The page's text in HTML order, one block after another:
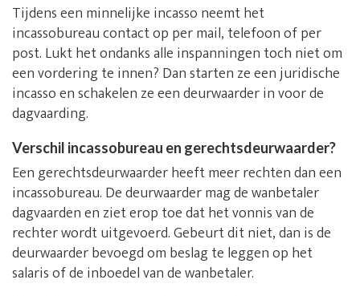
Tijdens een minnelijke incasso neemt het
incassobureau contact op per mail, telefoon of per
post. Lukt het ondanks alle inspanningen toch niet om
een vordering te innen? Dan starten ze een juridische
incasso en schakelen ze een deurwaarder in voor de
dagvaarding.
Verschil incassobureau en gerechtsdeurwaarder?
Een gerechtsdeurwaarder heeft meer rechten dan een
incassobureau. De deurwaarder mag de wanbetaler
dagvaarden en ziet erop toe dat het vonnis van de
rechter wordt uitgevoerd. Gebeurt dit niet, dan is de
deurwaarder bevoegd om beslag te leggen op het
salaris of de inboedel van de wanbetaler.